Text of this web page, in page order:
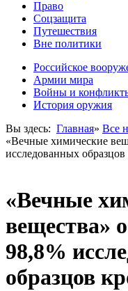
Право
Соцзащита
Путешествия
Вне политики
Российское
Армии мира
Войны и
История оружия
Вы здесь: Главная» Все
«Вечные химические
исследованных образцов
«Вечные
вещества»
98,8%
образцов